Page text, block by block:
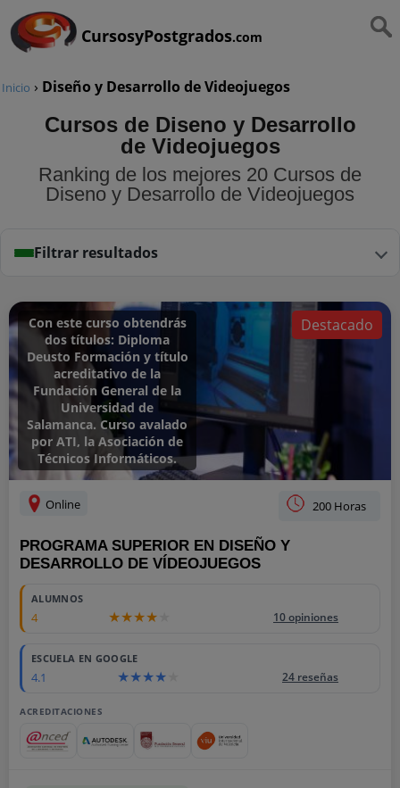
CursosyPostgrados.com
Inicio › Diseño y Desarrollo de Videojuegos
Cursos de Diseno y Desarrollo
de Videojuegos
Ranking de los mejores 20 Cursos de
Diseno y Desarrollo de Videojuegos
Filtrar resultados
Con este curso obtendrás
dos títulos: Diploma
Deusto Formación y título
acreditativo de la
Fundación General de la
Universidad de
Salamanca. Curso avalado
por ATI, la Asociación de
Técnicos Informáticos.
Destacado
Online 200 Horas
PROGRAMA SUPERIOR EN DISEÑO Y
DESARROLLO DE VÍDEOJUEGOS
ALUMNOS
4 10 opiniones
ESCUELA EN GOOGLE
4.1 24 reseñas
ACREDITACIONES